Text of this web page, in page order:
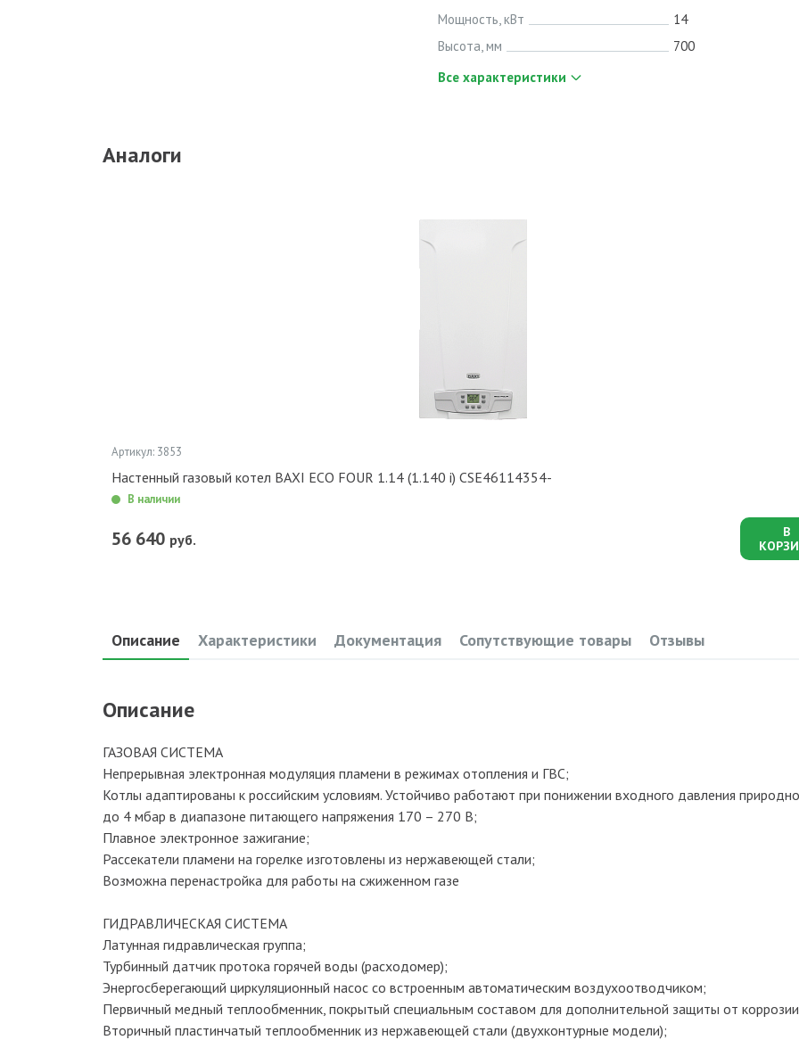
Мощность, кВт
14
Высота, мм
700
Все характеристики
Аналоги
Артикул: 3853
Настенный газовый котел BAXI ECO FOUR 1.14 (1.140 i) CSE46114354-
В наличии
56 640 руб.
В
Описание Характеристики Документация Сопутствующие товары Отзывы
Описание
ГАЗОВАЯ СИСТЕМА
Непрерывная электронная модуляция пламени в режимах отопления и ГВС;
Котлы адаптированы к российским условиям. Устойчиво работают при понижении входного давления
до 4 мбар в диапазоне питающего напряжения 170 – 270 В;
Плавное электронное зажигание;
Рассекатели пламени на горелке изготовлены из нержавеющей стали;
Возможна перенастройка для работы на сжиженном газе
ГИДРАВЛИЧЕСКАЯ СИСТЕМА
Латунная гидравлическая группа;
Турбинный датчик протока горячей воды (расходомер);
Энергосберегающий циркуляционный насос со встроенным автоматическим воздухоотводчиком;
Первичный медный теплообменник, покрытый специальным составом для дополнительной защиты от
Вторичный пластинчатый теплообменник из нержавеющей стали (двухконтурные модели);